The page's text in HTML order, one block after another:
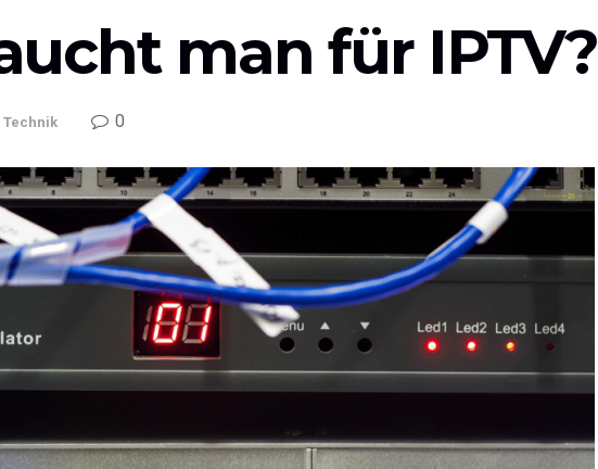
man für IPTV?
Technik 0